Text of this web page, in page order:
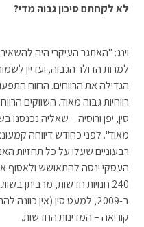
לא לקחתם סיכון גבוה מדי?
וינג: "האתגר העיקרי היה
למרות הדולר הגבוה, ועדיין
רווחיות גבוה מאוד. השווקים
סין, יפן ורוסיה – שאליה
מאוד". לפני כחודש דיווחה
העסקי ינסה להתאושש ולאסוף
240 חנויות חדשות, מרביתן
ב-2009, למעט סין (אין
קוריאה – המדינות החדשות.